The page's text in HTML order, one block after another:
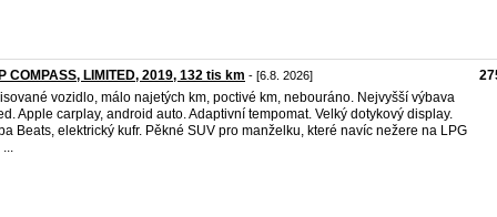
COMPASS, LIMITED, 2019, 132 tis km - [6.8. 2026]
vozidlo, málo najetých km, poctivé km, nebouráno. Nejvyšší výbava
Apple carplay, android auto. Adaptivní tempomat. Velký dotykový display.
Beats, elektrický kufr. Pěkné SUV pro manželku, které navíc nežere na LPG
...